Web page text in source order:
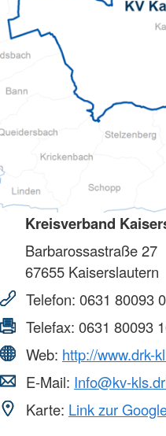
Kreisverband
Barbarossastraße 27
67655 Kaiserslautern
Telefon: 0631 80093 0
Telefax: 0631 80093
Web: http://www.drk-
E-Mail: Info@kv-
Karte: Link zur